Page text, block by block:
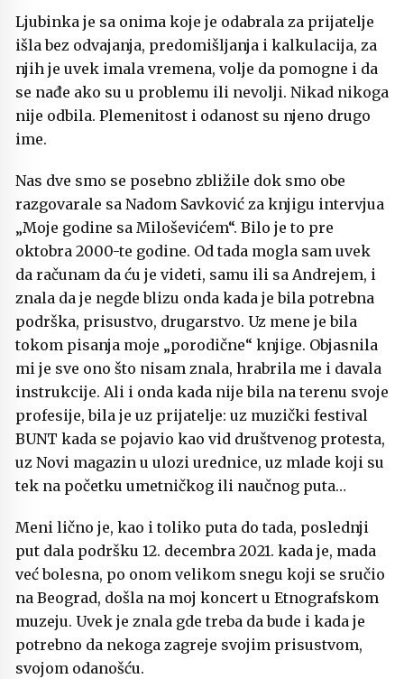
Ljubinka je sa onima koje je odabrala za prijatelje
išla bez odvajanja, predomišljanja i kalkulacija, za
njih je uvek imala vremena, volje da pomogne i da
se nađe ako su u problemu ili nevolji. Nikad nikoga
nije odbila. Plemenitost i odanost su njeno drugo
ime.
Nas dve smo se posebno zbližile dok smo obe
razgovarale sa Nadom Savković za knjigu intervjua
„Moje godine sa Miloševićem“. Bilo je to pre
oktobra 2000-te godine. Od tada mogla sam uvek
da računam da ću je videti, samu ili sa Andrejem, i
znala da je negde blizu onda kada je bila potrebna
podrška, prisustvo, drugarstvo. Uz mene je bila
tokom pisanja moje „porodične“ knjige. Objasnila
mi je sve ono što nisam znala, hrabrila me i davala
instrukcije. Ali i onda kada nije bila na terenu svoje
profesije, bila je uz prijatelje: uz muzički festival
BUNT kada se pojavio kao vid društvenog protesta,
uz Novi magazin u ulozi urednice, uz mlade koji su
tek na početku umetničkog ili naučnog puta…
Meni lično je, kao i toliko puta do tada, poslednji
put dala podršku 12. decembra 2021. kada je, mada
već bolesna, po onom velikom snegu koji se sručio
na Beograd, došla na moj koncert u Etnografskom
muzeju. Uvek je znala gde treba da bude i kada je
potrebno da nekoga zagreje svojim prisustvom,
svojom odanošću.